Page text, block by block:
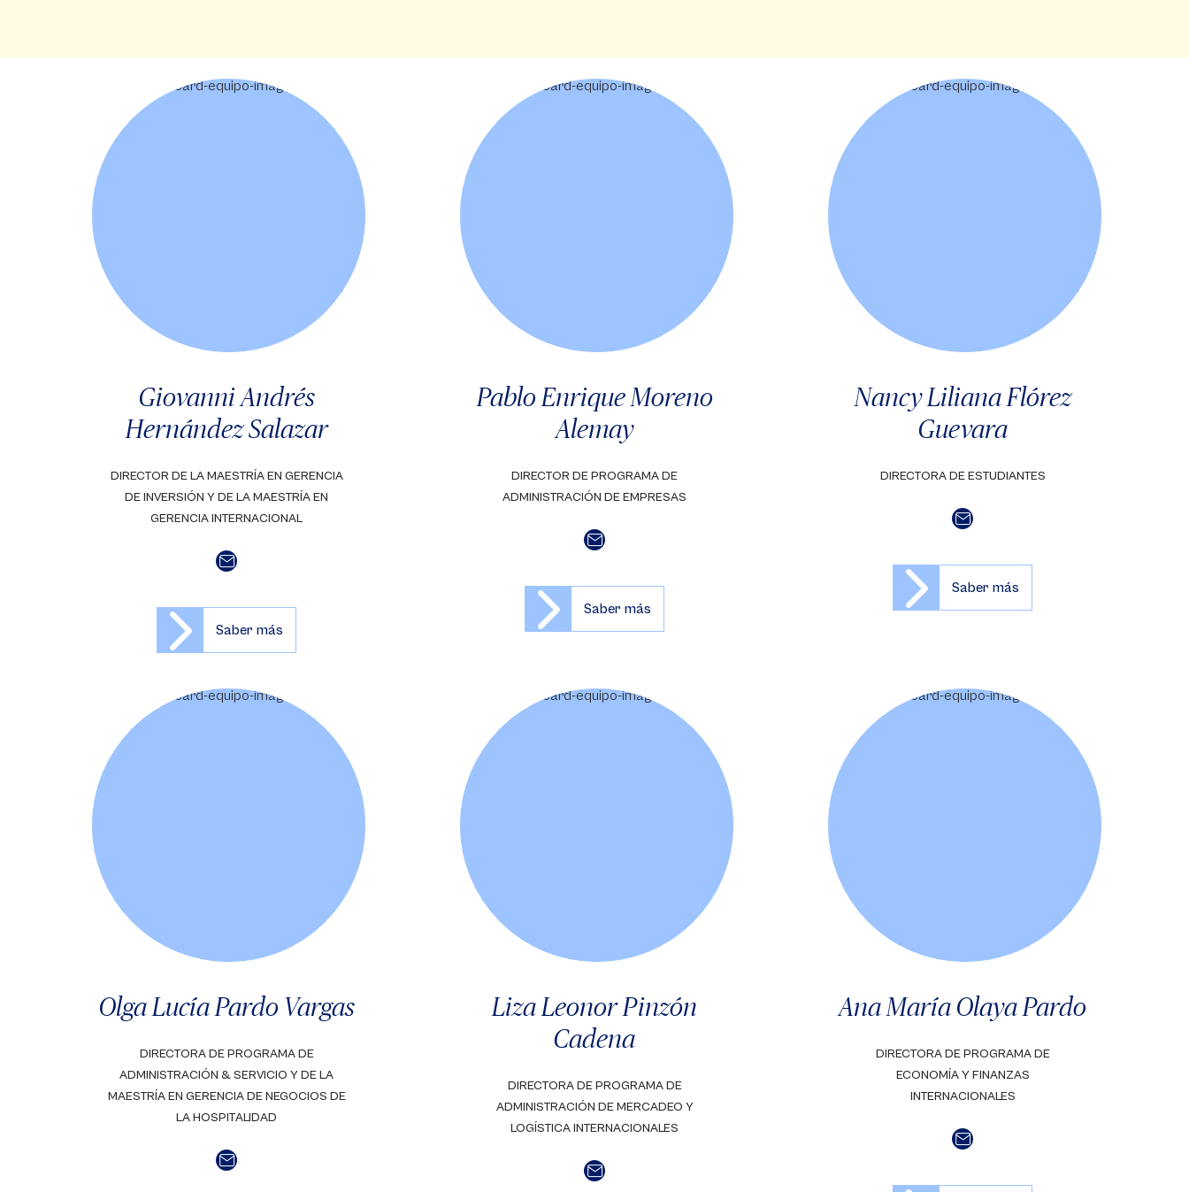
Giovanni Andrés
Hernández Salazar
DIRECTOR DE LA MAESTRÍA EN GERENCIA
DE INVERSIÓN Y DE LA MAESTRÍA EN
GERENCIA INTERNACIONAL
Saber más
Pablo Enrique Moreno
Alemay
DIRECTOR DE PROGRAMA DE
ADMINISTRACIÓN DE EMPRESAS
Saber más
Nancy Liliana Flórez
Guevara
DIRECTORA DE ESTUDIANTES
Saber más
Olga Lucía Pardo Vargas
DIRECTORA DE PROGRAMA DE
ADMINISTRACIÓN & SERVICIO Y DE LA
MAESTRÍA EN GERENCIA DE NEGOCIOS DE
LA HOSPITALIDAD
Liza Leonor Pinzón
Cadena
DIRECTORA DE PROGRAMA DE
ADMINISTRACIÓN DE MERCADEO Y
LOGÍSTICA INTERNACIONALES
Ana María Olaya Pardo
DIRECTORA DE PROGRAMA DE
ECONOMÍA Y FINANZAS
INTERNACIONALES